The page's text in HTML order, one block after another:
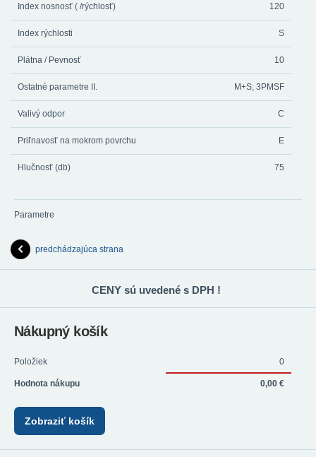
Index nosnosť ( /rýchlosť) 120
Index rýchlosti S
Plátna / Pevnosť 10
Ostatné parametre II. M+S; 3PMSF
Valivý odpor C
Priľnavosť na mokrom povrchu E
Hlučnosť (db) 75
Parametre
predchádzajúca strana
CENY sú uvedené s DPH !
Nákupný košík
Položiek 0
Hodnota nákupu 0,00 €
Zobraziť košík